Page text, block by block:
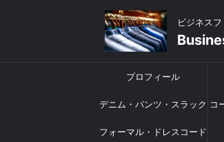
ビジネス
プロフィール
デニム・パンツ・スラック
ス
コ
フォーマル・ドレスコード